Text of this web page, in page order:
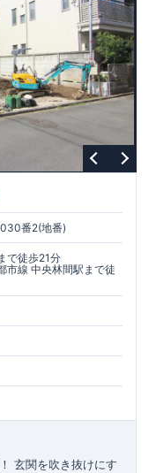
番2(地番)
で徒歩21分
市線 中央林間駅まで徒
玄関を吹き抜けにす